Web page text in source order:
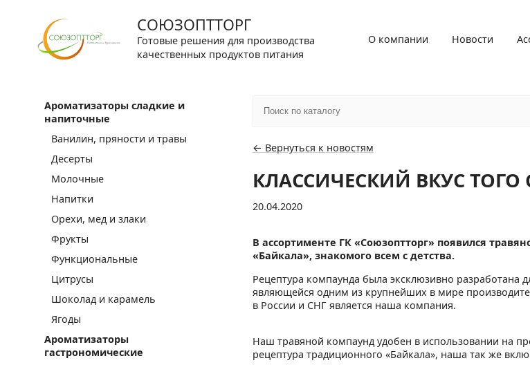
← Вернуться к новостям
КЛАССИЧЕСКИЙ ВКУС
20.04.2020
В ассортименте ГК «Союзоптторг» появился
«Байкала», знакомого всем с детства.
Рецептура компаунда была эксклюзивно
являющейся одним из крупнейших в мире
в России и СНГ является наша компания.
Наш травяной компаунд удобен в использовании на
рецептура традиционного «Байкала», наша так же
Ароматизаторы сладкие и
напиточные
Ванилин, пряности и травы
Десерты
Молочные
Напитки
Орехи, мед и злаки
Фрукты
Функциональные
Цитрусы
Шоколад и карамель
Ягоды
Ароматизаторы
гастрономические
СОЮЗОПТТОРГ
Готовые решения для производства
качественных продуктов питания
О компании Новости